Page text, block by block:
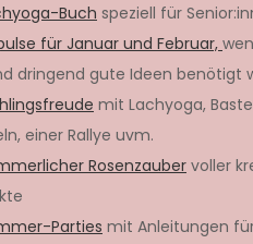
Buch speziell für
für Januar und Februar,
dringend gute Ideen benötigt
mit Lachyoga,
einer Rallye uvm.
Rosenzaubervoller
Parties mit Anleitungen